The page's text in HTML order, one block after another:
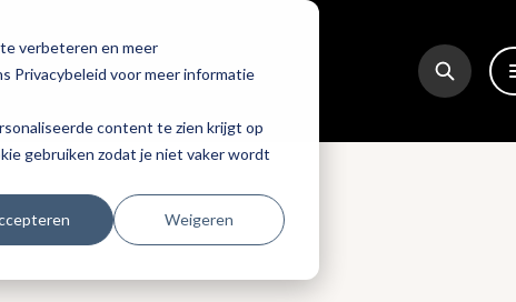
verbeteren en meer
Privacybeleid voor meer informatie
content te zien krijgt op
gebruiken zodat je niet vaker wordt
Weigeren